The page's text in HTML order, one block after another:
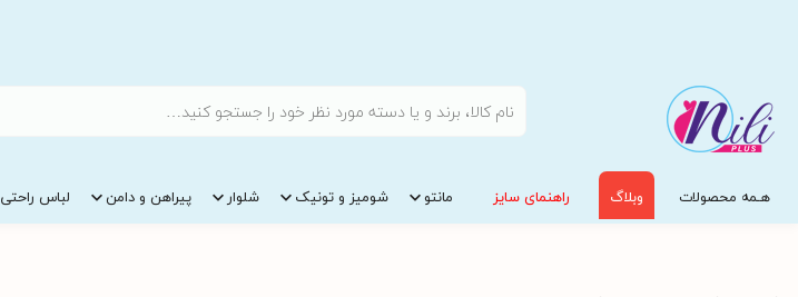
هـمه محصولات وبلاگ راهنمای سایز مانتو شومیز و تونیک شلوار پیراهن و دامن لباس راحتی